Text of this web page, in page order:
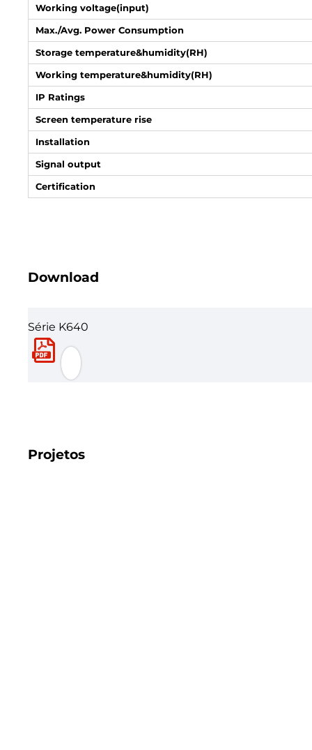
Working voltage(input)
Max./Avg. Power Consumption
Storage temperature&humidity(RH)
Working temperature&humidity(RH)
IP Ratings
Screen temperature rise
Installation
Signal output
Certification
Download
Série K640
Projetos